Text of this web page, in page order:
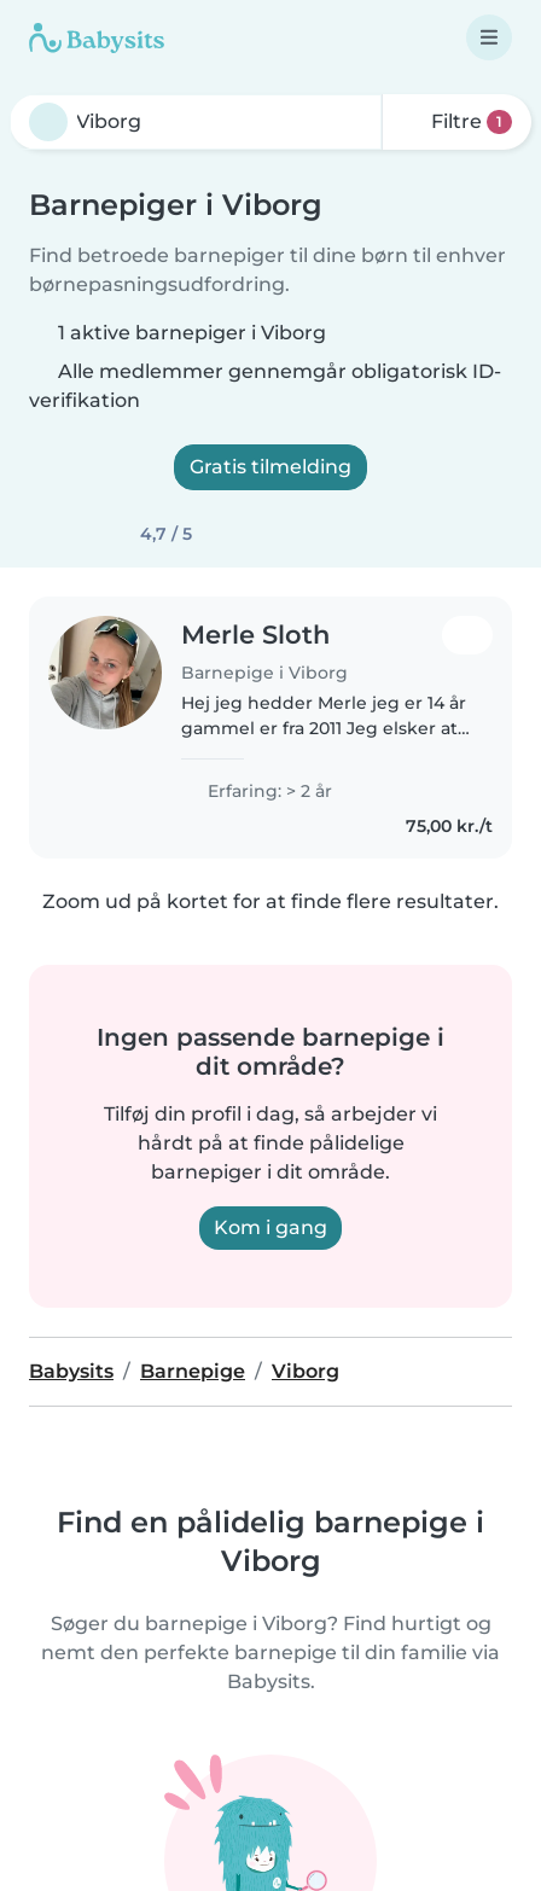
Filtre 1
Barnepiger i Viborg
Find betroede barnepiger til dine børn til enhver
børnepasningsudfordring.
1 aktive barnepiger i Viborg
Alle medlemmer gennemgår obligatorisk ID-
verifikation
Gratis tilmelding
4,7 / 5
Merle Sloth
Barnepige i Viborg
Hej jeg hedder Merle jeg er 14 år
gammel er fra 2011 Jeg elsker at
erfaring med børnepasning,
primært med tumlinger og
børnehavebørn. Jeg glæder
Erfaring: > 2 år
75,00 kr./t
Zoom ud på kortet for at finde flere resultater.
Ingen passende barnepige i
dit område?
Tilføj din profil i dag, så arbejder vi
hårdt på at finde pålidelige
barnepiger i dit område.
Kom i gang
Babysits Barnepige Viborg
Find en pålidelig barnepige i
Viborg
Søger du barnepige i Viborg? Find hurtigt og
nemt den perfekte barnepige til din familie via
Babysits.